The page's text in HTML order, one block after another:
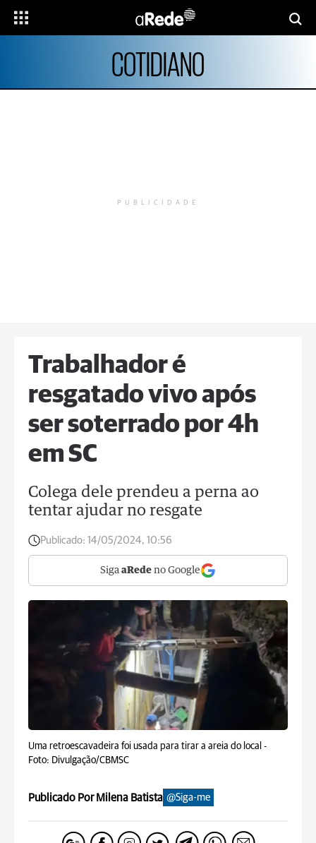
COTIDIANO
PUBLICIDADE
Trabalhador é
resgatado vivo após
ser soterrado por 4h
em SC
Colega dele prendeu a perna ao
tentar ajudar no resgate
Publicado: 14/05/2024, 10:56
Siga aRede no Google
Uma retroescavadeira foi usada para tirar a areia do local -
Foto: Divulgação/CBMSC
Publicado Por Milena Batista @Siga-me